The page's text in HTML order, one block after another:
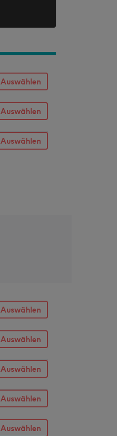
Auswählen
Auswählen
Auswählen
Auswählen
Auswählen
Auswählen
Auswählen
Auswählen